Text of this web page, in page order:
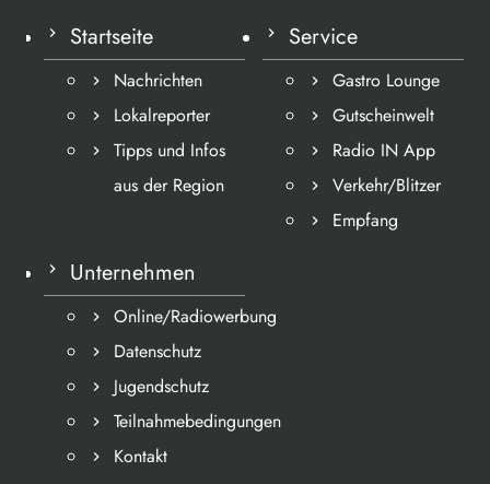
Startseite
Nachrichten
Lokalreporter
Tipps und Infos
aus der Region
Service
Gastro Lounge
Gutscheinwelt
Radio IN App
Verkehr/Blitzer
Empfang
Unternehmen
Online/Radiowerbung
Datenschutz
Jugendschutz
Teilnahmebedingungen
Kontakt